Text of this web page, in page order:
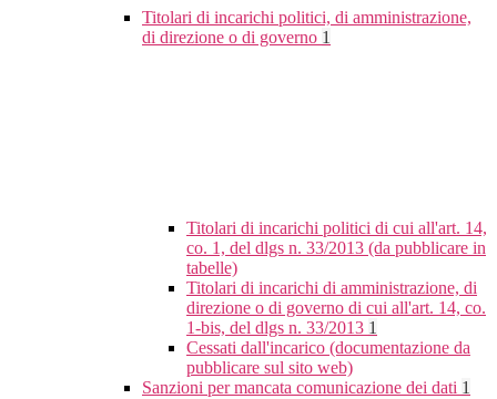
Titolari di incarichi politici, di amministrazione,
di direzione o di governo 1
Titolari di incarichi politici di cui all'art. 14,
co. 1, del dlgs n. 33/2013 (da pubblicare in
tabelle)
Titolari di incarichi di amministrazione, di
direzione o di governo di cui all'art. 14, co.
1-bis, del dlgs n. 33/2013 1
Cessati dall'incarico (documentazione da
pubblicare sul sito web)
Sanzioni per mancata comunicazione dei dati 1